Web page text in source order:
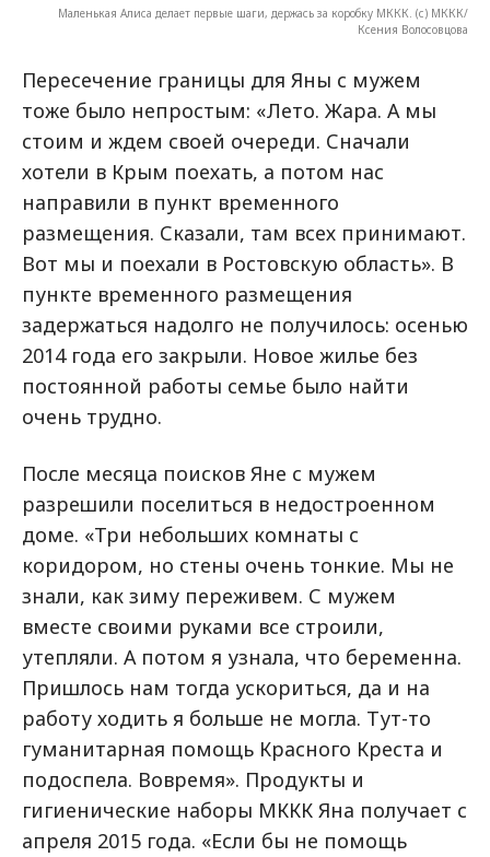
Маленькая Алиса делает первые шаги, держась за коробку МККК. (с) МККК/
Ксения Волосовцова
Пересечение границы для Яны с мужем
тоже было непростым: «Лето. Жара. А мы
стоим и ждем своей очереди. Сначали
хотели в Крым поехать, а потом нас
направили в пункт временного
размещения. Сказали, там всех принимают.
Вот мы и поехали в Ростовскую область». В
пункте временного размещения
задержаться надолго не получилось: осенью
2014 года его закрыли. Новое жилье без
постоянной работы семье было найти
очень трудно.
После месяца поисков Яне с мужем
разрешили поселиться в недостроенном
доме. «Три небольших комнаты с
коридором, но стены очень тонкие. Мы не
знали, как зиму переживем. С мужем
вместе своими руками все строили,
утепляли. А потом я узнала, что беременна.
Пришлось нам тогда ускориться, да и на
работу ходить я больше не могла. Тут-то
гуманитарная помощь Красного Креста и
подоспела. Вовремя». Продукты и
гигиенические наборы МККК Яна получает с
апреля 2015 года. «Если бы не помощь